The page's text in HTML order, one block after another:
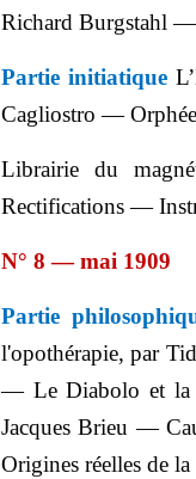
Richard Burgstahl—
Partie initiatique
Cagliostro —
Librairie du
Rectifications —
N° 8 — mai 1909
Partie
l'opothérapie,par
— Le Diabolo et la
JacquesBrieu —
Origines réelles de